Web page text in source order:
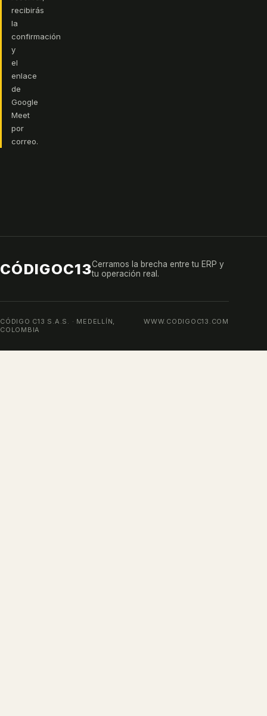
recibirás
la
confirmación
y
el
enlace
de
Google
Meet
por
correo.
CÓDIGOC13Cerramos la brecha entre tu ERP y
tu operación real.
CÓDIGO C13 S.A.S. · MEDELLÍN,
COLOMBIA
WWW.CODIGOC13.COM